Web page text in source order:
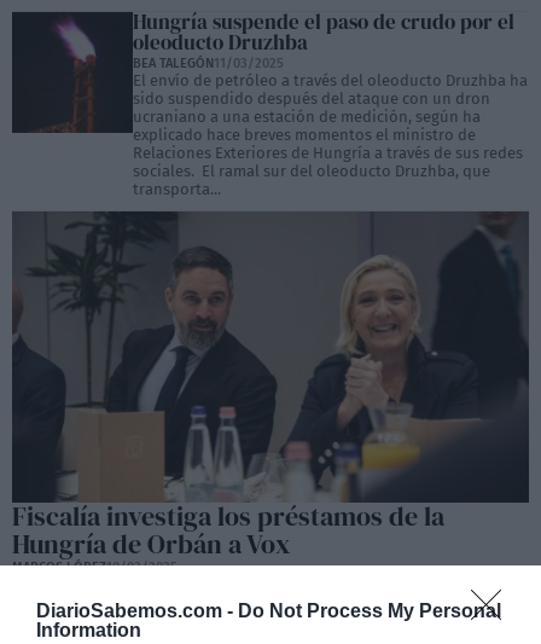
DiarioSabemos.com - Do Not Process My Personal
Information
Hungría suspende el paso de crudo por el
oleoducto Druzhba
BEA TALEGÓN11/03/2025
El envío de petróleo a través del oleoducto Druzhba ha
sido suspendido después del ataque con un dron
ucraniano a una estación de medición, según ha
explicado hace breves momentos el ministro de
Relaciones Exteriores de Hungría a través de sus redes
sociales. El ramal sur del oleoducto Druzhba, que
transporta...
Fiscalía investiga los préstamos de la
Hungría de Orbán a Vox
MARCOS LÓPEZ10/03/2025
informes del Tribunal de Cuentas alertando de que el partido ultra
tiene que aclarar sus balances contables. Pero nadie ha dado el paso
de meter la lupa en esa documentación. El pasado mes de julio, sin ir...